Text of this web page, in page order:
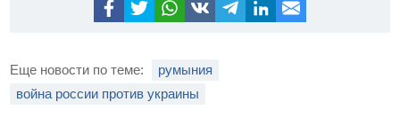
Еще новости по теме:
румыния
война россии против украины